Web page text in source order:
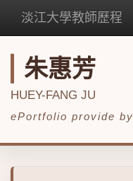
淡江大學教師歷程
朱惠芳
HUEY-FANG JU
ePortfolio provide by